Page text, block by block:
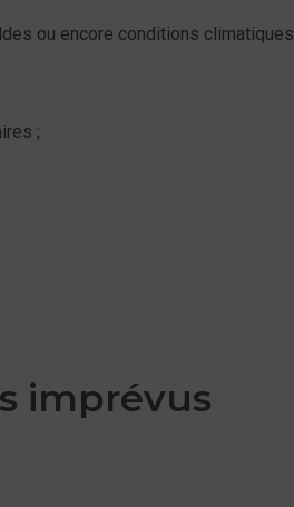
ou encore conditions climatiques
;
imprévus